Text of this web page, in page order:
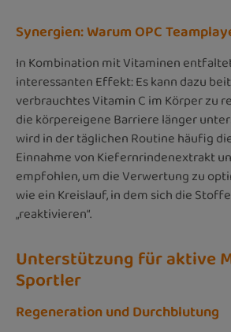
Synergien: Warum OPC
In Kombination mit Vitaminen
interessanten Effekt: Es kann dazu
verbrauchtes Vitamin C im Körper zu
die körpereigene Barriere länger
wird in der täglichen Routine häufig
Einnahme von Kiefernrindenextrakt
empfohlen, um die Verwertung zu
wie ein Kreislauf, in dem sich die
„reaktivieren“.
Unterstützung für aktive
Sportler
Regeneration und Durchblutung